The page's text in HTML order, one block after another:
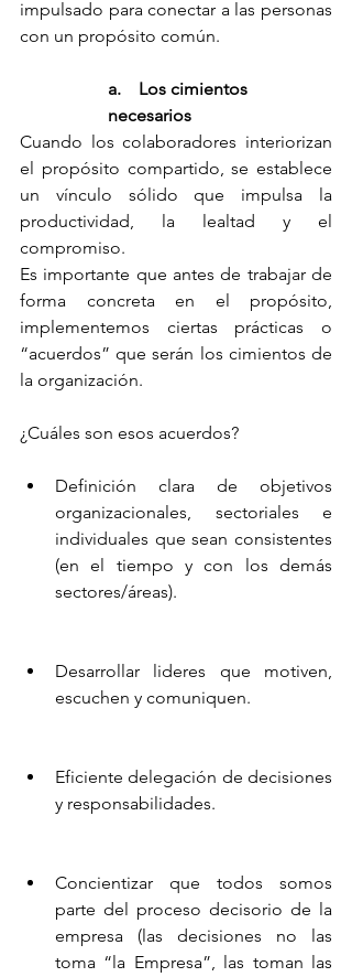
impulsado para conectar a las personas
con un propósito común.
a.    Los cimientos
necesarios
Cuando los colaboradores interiorizan
el propósito compartido, se establece
un vínculo sólido que impulsa la
productividad, la lealtad y el
compromiso.
Es importante que antes de trabajar de
forma concreta en el propósito,
implementemos ciertas prácticas o
“acuerdos” que serán los cimientos de
la organización.
¿Cuáles son esos acuerdos?
Definición clara de objetivos
organizacionales, sectoriales e
individuales que sean consistentes
(en el tiempo y con los demás
sectores/áreas).
Desarrollar lideres que motiven,
escuchen y comuniquen.
Eficiente delegación de decisiones
y responsabilidades.
Concientizar que todos somos
parte del proceso decisorio de la
empresa (las decisiones no las
toma “la Empresa”, las toman las